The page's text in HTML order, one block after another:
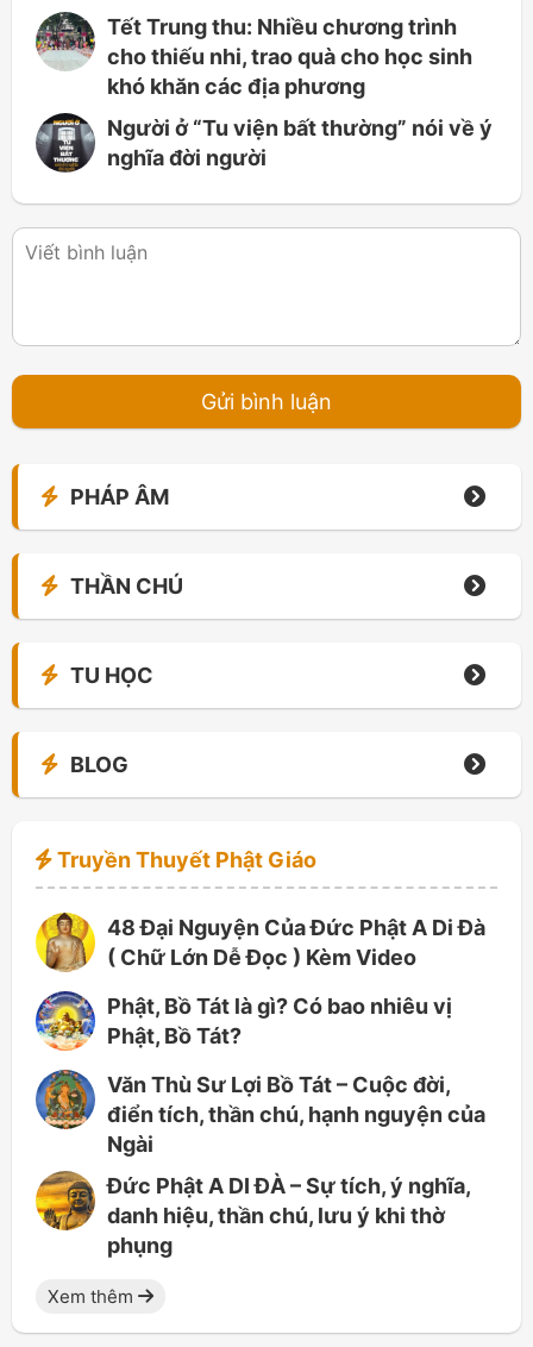
Tết Trung thu: Nhiều chương trình
cho thiếu nhi, trao quà cho học sinh
khó khăn các địa phương
Người ở “Tu viện bất thường” nói về ý
nghĩa đời người
PHÁP ÂM
THẦN CHÚ
TU HỌC
BLOG
Truyền Thuyết Phật Giáo
48 Đại Nguyện Của Đức Phật A Di Đà
( Chữ Lớn Dễ Đọc ) Kèm Video
Phật, Bồ Tát là gì? Có bao nhiêu vị
Phật, Bồ Tát?
Văn Thù Sư Lợi Bồ Tát – Cuộc đời,
điển tích, thần chú, hạnh nguyện của
Ngài
Đức Phật A DI ĐÀ – Sự tích, ý nghĩa,
danh hiệu, thần chú, lưu ý khi thờ
phụng
Xem thêm